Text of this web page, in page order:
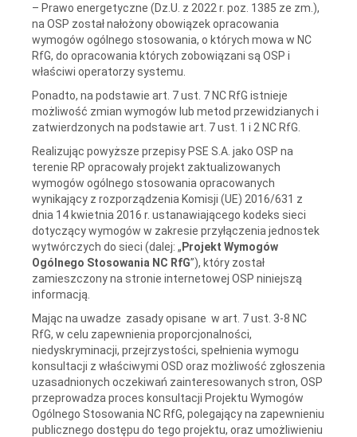
– Prawo energetyczne (Dz.U. z 2022 r. poz. 1385 ze zm.),
na OSP został nałożony obowiązek opracowania
wymogów ogólnego stosowania, o których mowa w NC
RfG, do opracowania których zobowiązani są OSP i
właściwi operatorzy systemu.
Ponadto, na podstawie art. 7 ust. 7 NC RfG istnieje
możliwość zmian wymogów lub metod przewidzianych i
zatwierdzonych na podstawie art. 7 ust. 1 i 2 NC RfG.
Realizując powyższe przepisy PSE S.A. jako OSP na
terenie RP opracowały projekt zaktualizowanych
wymogów ogólnego stosowania opracowanych
wynikający z rozporządzenia Komisji (UE) 2016/631 z
dnia 14 kwietnia 2016 r. ustanawiającego kodeks sieci
dotyczący wymogów w zakresie przyłączenia jednostek
wytwórczych do sieci (dalej: „ Projekt Wymogów
Ogólnego Stosowania NC RfG”), który został
zamieszczony na stronie internetowej OSP niniejszą
informacją.
Mając na uwadze zasady opisane w art. 7 ust. 3-8 NC
RfG, w celu zapewnienia proporcjonalności,
niedyskryminacji, przejrzystości, spełnienia wymogu
konsultacji z właściwymi OSD oraz możliwość zgłoszenia
uzasadnionych oczekiwań zainteresowanych stron, OSP
przeprowadza proces konsultacji Projektu Wymogów
Ogólnego Stosowania NC RfG, polegający na zapewnieniu
publicznego dostępu do tego projektu, oraz umożliwieniu